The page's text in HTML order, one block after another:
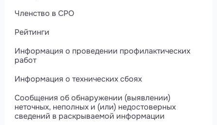
Членство в СРО
Рейтинги
Информация о проведении профилактических
работ
Информация о технических сбоях
Сообщения об обнаружении (выявлении)
неточных, неполных и (или) недостоверных
сведений в раскрываемой информации